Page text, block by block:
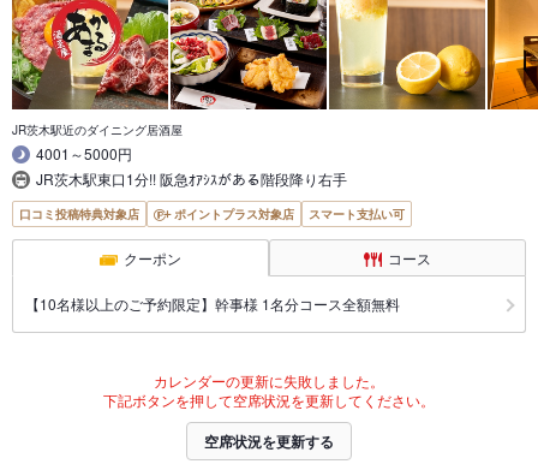
JR茨木駅近のダイニング居酒屋
4001～5000円
JR茨木駅東口1分!! 阪急ｵｱｼｽがある階段降り右手
口コミ投稿特典対象店 ポイントプラス対象店 スマート支払い可
クーポン コース
【10名様以上のご予約限定】幹事様 1名分コース全額無料
カレンダーの更新に失敗しました。
下記ボタンを押して空席状況を更新してください。
空席状況を更新する